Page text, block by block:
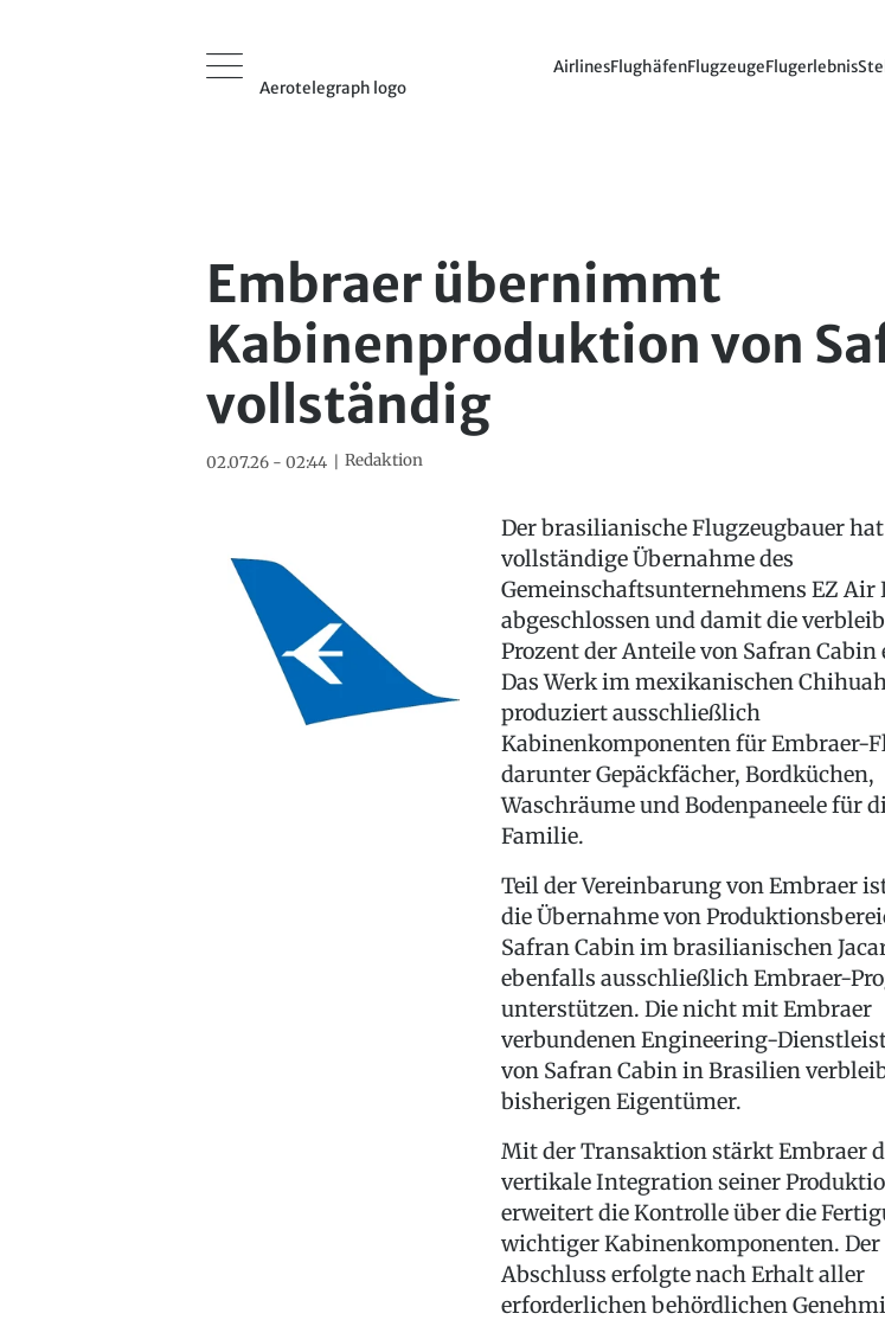
Aerotelegraph logo
AirlinesFlughäfenFlugzeugeFlugerlebnis
Embraer übernimmt
Kabinenproduktion von
vollständig
02.07.26 - 02:44 Redaktion
Der brasilianische Flugzeugbauer
vollständige Übernahme des
Gemeinschaftsunternehmens EZ
abgeschlossen und damit die
Prozent der Anteile von Safran Cabin
Das Werk im mexikanischen
produziert ausschließlich
Kabinenkomponenten für Embraer-
darunter Gepäckfächer, Bordküchen,
Waschräume und Bodenpaneele für
Familie.
Teil der Vereinbarung von Embraer
die Übernahme von
Safran Cabin im brasilianischen
ebenfalls ausschließlich Embraer-
unterstützen. Die nicht mit Embraer
verbundenen Engineering-
von Safran Cabin in Brasilien
bisherigen Eigentümer.
Mit der Transaktion stärkt Embraer
vertikale Integration seiner
erweitert die Kontrolle über die
wichtiger Kabinenkomponenten. Der
Abschluss erfolgte nach Erhalt aller
erforderlichen behördlichen